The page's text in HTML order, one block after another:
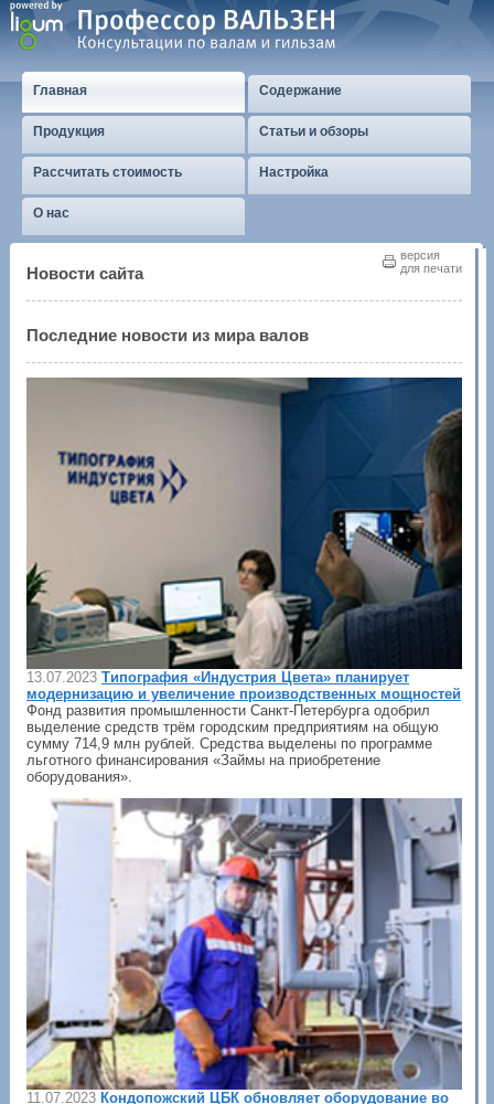
Главная Содержание
Продукция Статьи и обзоры
Рассчитать стоимость Настройка
О нас
версия
для печати
Новости сайта
Последние новости из мира валов
13.07.2023 Типография «Индустрия Цвета» планирует
модернизацию и увеличение производственных мощностей
Фонд развития промышленности Санкт-Петербурга одобрил
выделение средств трём городским предприятиям на общую
сумму 714,9 млн рублей. Средства выделены по программе
льготного финансирования «Займы на приобретение
оборудования».
11.07.2023 Кондопожский ЦБК обновляет оборудование во